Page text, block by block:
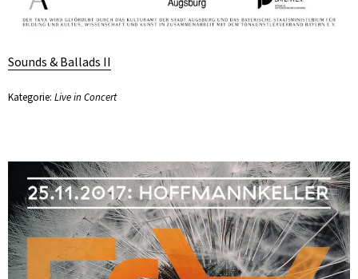
Sounds & Ballads II
Kategorie: Live in Concert